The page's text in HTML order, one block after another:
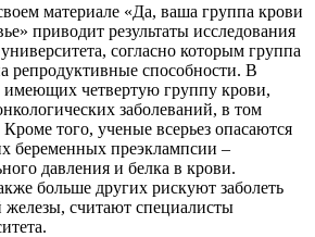
материале «Да, ваша группа крови
приводит результаты исследования
согласно которым группа
репродуктивные способности. В
четвертую группу крови,
заболеваний, в том
того, ученые всерьез опасаются
беременных преэклампсии –
давления и белка в крови.
больше других рискуют заболеть
считают специалисты